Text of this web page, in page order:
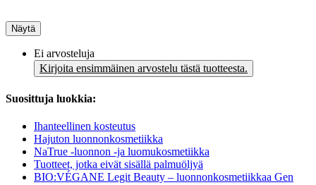
Näytä
Ei arvosteluja
Kirjoita ensimmäinen arvostelu tästä tuotteesta.
Suosittuja luokkia:
Ihanteellinen kosteutus
Hajuton luonnonkosmetiikka
NaTrue -luonnon -ja luomukosmetiikka
Tuotteet, jotka eivät sisällä palmuöljyä
BIO:VÉGANE Legit Beauty – luonnonkosmetiikkaa Gen